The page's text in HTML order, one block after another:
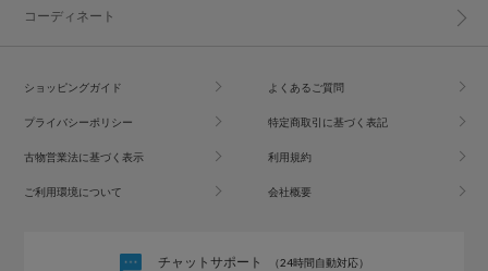
コーディネート
ショッピングガイド よくあるご質問
プライバシーポリシー 特定商取引に基づく表記
古物営業法に基づく表示 利用規約
ご利用環境について 会社概要
チャットサポート （24時間自動対応）